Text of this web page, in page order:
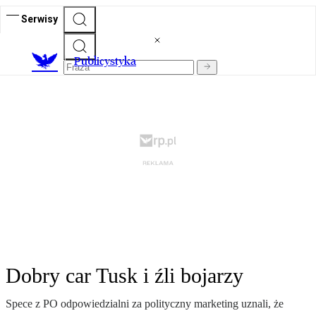
Serwisy
Publicystyka
Dobry car Tusk i źli bojarzy
Spece z PO odpowiedzialni za polityczny marketing uznali, że